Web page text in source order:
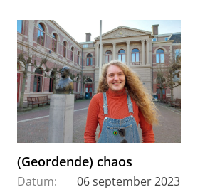
(Geordende) chaos
Datum:
06 september 2023